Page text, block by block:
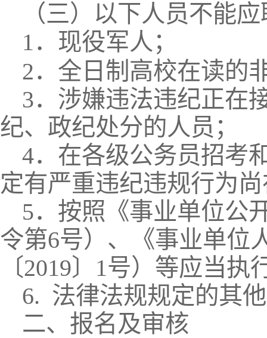
（三）以下人员不能
1．现役军人；
2．全日制高校在读的
3．涉嫌违法违纪正在
纪、政纪处分的人员；
4．在各级公务员招考
定有严重违纪违规行为
5．按照《事业单位公
令第6号）、《事业单位
〔2019〕1号）等应当
6. 法律法规规定的其
二、报名及审核